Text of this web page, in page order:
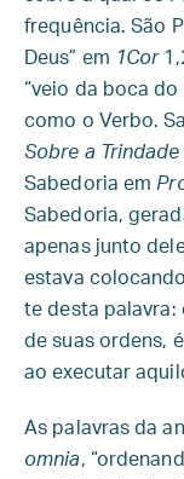
frequência. São
Deus” em 1Cor
“veio da boca
como o Verbo.
Sobre a Trindade
Sabedoria em
Sabedoria,
apenas junto
estava
te desta palavra:
de suas ordens,
ao executar
As palavras da
omnia,